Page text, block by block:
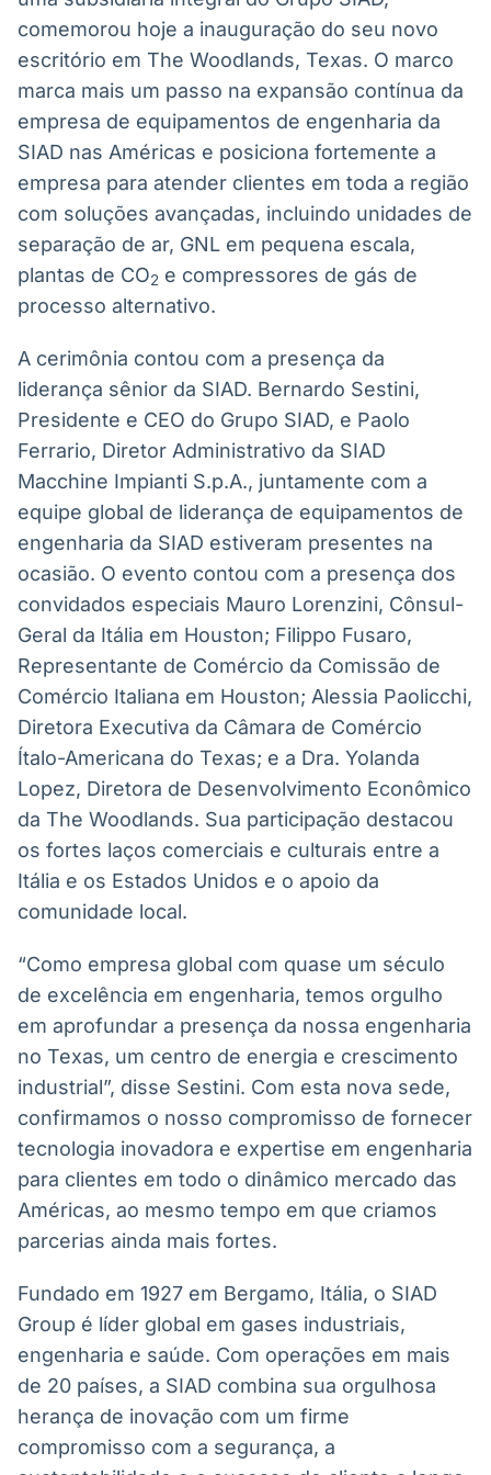
Broadcast
Radar
Monitoramento
inteligente de
notícias e
conteúdos
plataforma para
analisar fundos
de investimento
no Brasil
BroadFast
Em breve
Gestão de
Investimentos
Em breve
comemorou hoje a inauguração do seu novo
escritório em The Woodlands, Texas. O marco
marca mais um passo na expansão contínua da
empresa de equipamentos de engenharia da
SIAD nas Américas e posiciona fortemente a
empresa para atender clientes em toda a região
com soluções avançadas, incluindo unidades de
separação de ar, GNL em pequena escala,
plantas de CO2 e compressores de gás de
processo alternativo.
A cerimônia contou com a presença da
liderança sênior da SIAD. Bernardo Sestini,
Presidente e CEO do Grupo SIAD, e Paolo
Ferrario, Diretor Administrativo da SIAD
Macchine Impianti S.p.A., juntamente com a
equipe global de liderança de equipamentos de
engenharia da SIAD estiveram presentes na
ocasião. O evento contou com a presença dos
convidados especiais Mauro Lorenzini, Cônsul-
Geral da Itália em Houston; Filippo Fusaro,
Representante de Comércio da Comissão de
Comércio Italiana em Houston; Alessia Paolicchi,
Diretora Executiva da Câmara de Comércio
Ítalo-Americana do Texas; e a Dra. Yolanda
Lopez, Diretora de Desenvolvimento Econômico
da The Woodlands. Sua participação destacou
os fortes laços comerciais e culturais entre a
Itália e os Estados Unidos e o apoio da
comunidade local.
“Como empresa global com quase um século
de excelência em engenharia, temos orgulho
em aprofundar a presença da nossa engenharia
no Texas, um centro de energia e crescimento
industrial”, disse Sestini. Com esta nova sede,
confirmamos o nosso compromisso de fornecer
tecnologia inovadora e expertise em engenharia
para clientes em todo o dinâmico mercado das
Américas, ao mesmo tempo em que criamos
parcerias ainda mais fortes.
Fundado em 1927 em Bergamo, Itália, o SIAD
Group é líder global em gases industriais,
engenharia e saúde. Com operações em mais
de 20 países, a SIAD combina sua orgulhosa
herança de inovação com um firme
compromisso com a segurança, a